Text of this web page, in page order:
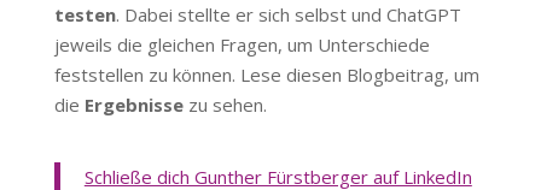
testen. Dabei stellte er sich selbst und ChatGPT
jeweils die gleichen Fragen, um Unterschiede
feststellen zu können. Lese diesen Blogbeitrag, um
die Ergebnissezu sehen.
Schließe dich Gunther Fürstberger auf LinkedIn